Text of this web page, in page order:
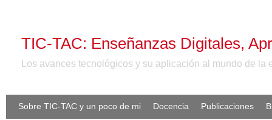
TIC-TAC: Enseñanzas Digitales,
Los avances tecnológicos y su aplicación al mundo de la
Sobre TIC-TAC y un poco de mi Docencia Publicaciones